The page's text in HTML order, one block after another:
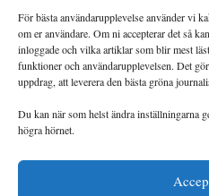
För bästa användarupplevelse använder vi
om er användare. Om ni accepterar det så
inloggade och vilka artiklar som blir mest
funktioner och användarupplevelsen. Det
uppdrag, att leverera den bästa gröna
Du kan när som helst ändra inställningarna
högra hörnet.
Landets Fria Tidning är en
det viktigaste som händer lokalt
omställningsrörelsen. En
både via starka och lika
ekonomiska och sociala klyftor,
utvecklas och frodas.